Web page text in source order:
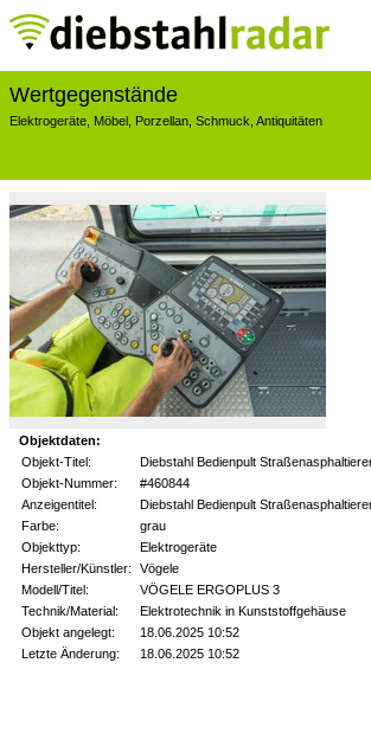
Wertgegenstände
Elektrogeräte Möbel Porzellan Schmuck Antiquitäten
Objektdaten:
Objekt-Titel:
Diebstahl Bedienpult
Objekt-Nummer:
#460844
Anzeigentitel:
Diebstahl Bedienpult
Farbe:
grau
Objekttyp:
Elektrogeräte
Hersteller/Künstler:
Vögele
Modell/Titel:
VÖGELE ERGOPLUS 3
Technik/Material:
Elektrotechnik in Kunststoffgehäuse
Objekt angelegt:
18.06.2025 10:52
Letzte Änderung:
18.06.2025 10:52